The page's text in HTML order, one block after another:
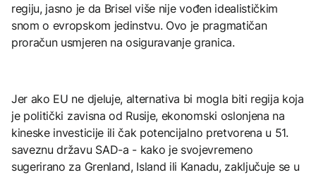
regiju, jasno je da Brisel više nije vođen idealističkim
snom o evropskom jedinstvu. Ovo je pragmatičan
proračun usmjeren na osiguravanje granica.
Jer ako EU ne djeluje, alternativa bi mogla biti regija koja
je politički zavisna od Rusije, ekonomski oslonjena na
kineske investicije ili čak potencijalno pretvorena u 51.
saveznu državu SAD-a - kako je svojevremeno
sugerirano za Grenland, Island ili Kanadu, zaključuje se u